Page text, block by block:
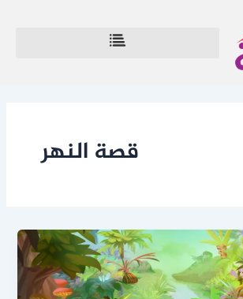
قصة النهر